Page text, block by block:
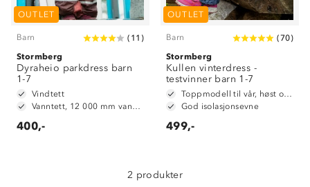
OUTLET
Barn ( 11 )
Stormberg
Dyraheio parkdress barn
1-7
Vindtett
Vanntett, 12 000 mm vannsøyle
400,-
OUTLET
Barn (70)
Stormberg
Kullen vinterdress -
testvinner barn 1-7
Toppmodell til vår, høst og vinter
God isolasjonsevne
499,-
2 produkter
Kontakt oss
Konkurransevinnere
Kundeklubb
Etisk handel
Dyreetikk
1% til samfunnet
Trelagsprinsippet barn
Alt du trenger til Norgesferien
Dette trenger du til barnehagen
Gravidklær